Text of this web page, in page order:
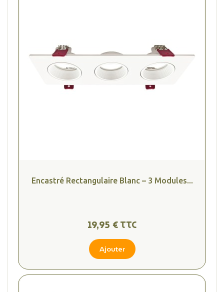
Encastré Rectangulaire Blanc – 3 Modules...
19,95 € TTC
Ajouter